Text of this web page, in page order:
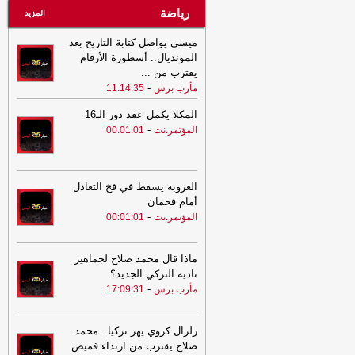
رياضة المزيد
ميسي يواصل كتابة التاريخ بعد
المونديال.. أسطورة الأرقام
يقترب من ...
مأرب برس -
11:14:35
المكلا يكمل عقد دور الـ16
المؤتمر.نت -
00:01:01
العروبة يسقط في فخ التعادل
أمام فحمان
المؤتمر.نت -
00:01:01
ماذا قال محمد صلاح لجماهير
ناديه التركي الجديد؟
مأرب برس -
17:09:31
زلزال كروي يهز تركيا.. محمد
صلاح يقترب من ارتداء قميص